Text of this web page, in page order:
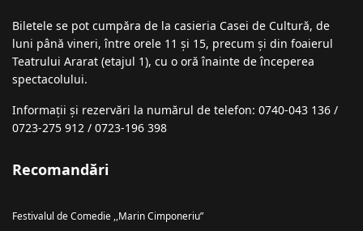
Biletele se pot cumpăra de la casieria Casei de Cultură, de
luni până vineri, între orele 11 și 15, precum și din foaierul
Teatrului Ararat (etajul 1), cu o oră înainte de începerea
spectacolului.
Informații şi rezervări la numărul de telefon: 0740-043 136 /
0723-275 912 / 0723-196 398
Recomandări
Festivalul de Comedie ,,Marin Cimponeriu”